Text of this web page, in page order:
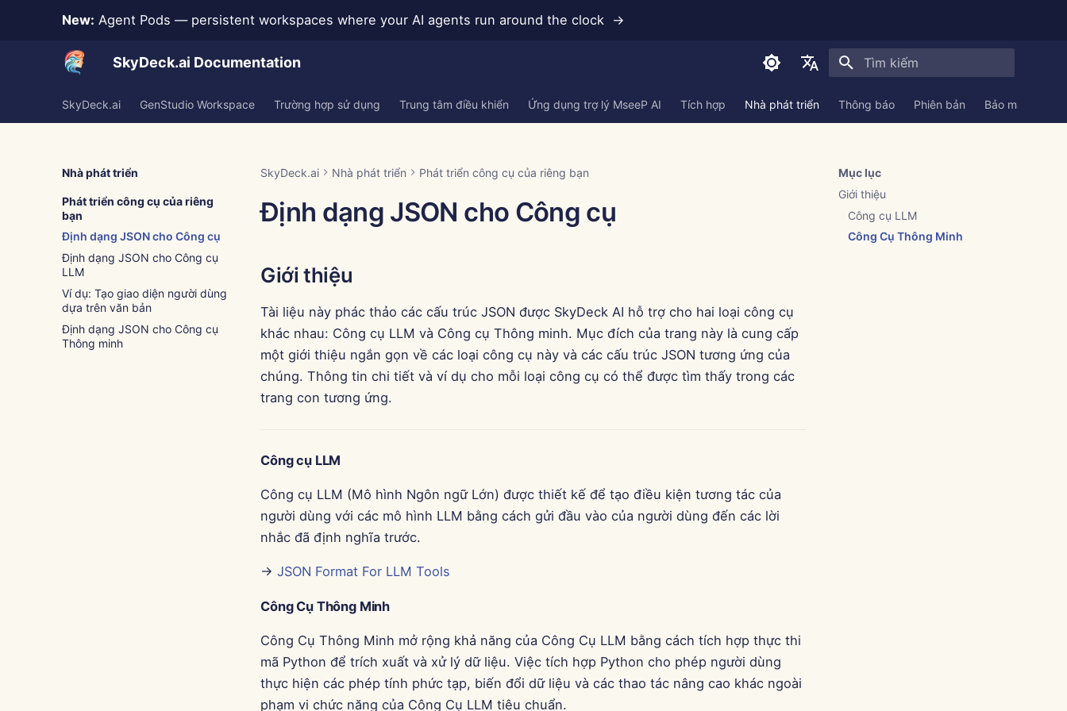
New: Agent Pods — persistent workspaces where your AI agents run around the clock →
SkyDeck.ai Documentation
English
한국어
Português
Tiếng Việt
SkyDeck.ai GenStudio Workspace Trường hợp sử dụng Trung tâm điều khiển Ứng dụng trợ lý MseeP AI Tích hợp Nhà phát triển Thông báo Phiên bản Bảo mật
Nhà phát triển
Phát triển công cụ của riêng
bạn
Định dạng JSON cho Công cụ
Định dạng JSON cho Công cụ
LLM
Ví dụ: Tạo giao diện người dùng
dựa trên văn bản
Định dạng JSON cho Công cụ
Thông minh
Mục lục
Giới thiệu
Công cụ LLM
Công Cụ Thông Minh
SkyDeck.ai Nhà phát triển Phát triển công cụ của riêng bạn
Định dạng JSON cho Công cụ
Giới thiệu
Tài liệu này phác thảo các cấu trúc JSON được SkyDeck AI hỗ trợ cho hai loại công cụ
khác nhau: Công cụ LLM và Công cụ Thông minh. Mục đích của trang này là cung cấp
một giới thiệu ngắn gọn về các loại công cụ này và các cấu trúc JSON tương ứng của
chúng. Thông tin chi tiết và ví dụ cho mỗi loại công cụ có thể được tìm thấy trong các
trang con tương ứng.
Công cụ LLM
Công cụ LLM (Mô hình Ngôn ngữ Lớn) được thiết kế để tạo điều kiện tương tác của
người dùng với các mô hình LLM bằng cách gửi đầu vào của người dùng đến các lời
nhắc đã định nghĩa trước.
→ JSON Format For LLM Tools
Công Cụ Thông Minh
Công Cụ Thông Minh mở rộng khả năng của Công Cụ LLM bằng cách tích hợp thực thi
mã Python để trích xuất và xử lý dữ liệu. Việc tích hợp Python cho phép người dùng
thực hiện các phép tính phức tạp, biến đổi dữ liệu và các thao tác nâng cao khác ngoài
phạm vi chức năng của Công Cụ LLM tiêu chuẩn.